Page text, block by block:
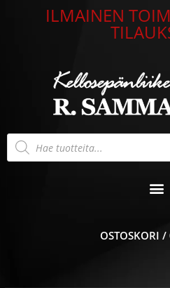
ILMAINEN
Products
search